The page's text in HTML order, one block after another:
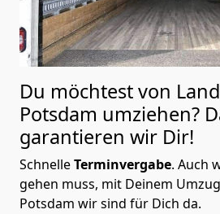
Du möchtest von
Potsdam umziehen?
garantieren wir Dir!
SchnelleTerminvergabe. Auch
gehen muss, mit Deinem
Potsdam wir sind für Dich da.